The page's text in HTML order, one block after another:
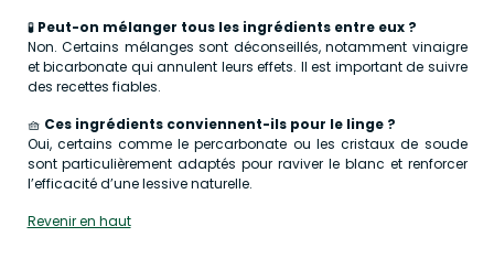
🧪 Peut-on mélanger tous les ingrédients entre eux ?
Non. Certains mélanges sont déconseillés, notamment vinaigre
et bicarbonate qui annulent leurs effets. Il est important de suivre
des recettes fiables.
🧺 Ces ingrédients conviennent-ils pour le linge ?
Oui, certains comme le percarbonate ou les cristaux de soude
sont particulièrement adaptés pour raviver le blanc et renforcer
l’efficacité d’une lessive naturelle.
Revenir en haut